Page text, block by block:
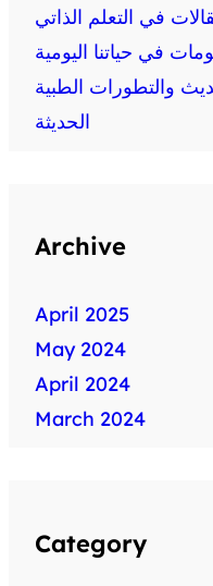
في التعلم الذاتي
في حياتنا اليومية
والتطورات الطبية
الحديثة
Archive
April 2025
May 2024
April 2024
March 2024
Category